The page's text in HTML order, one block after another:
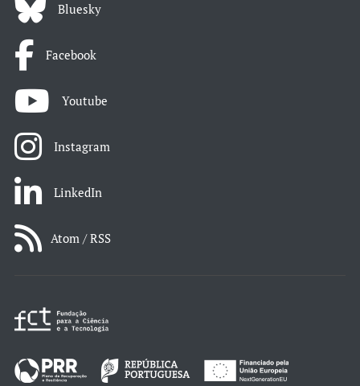
Bluesky
Facebook
Youtube
Instagram
LinkedIn
Atom / RSS